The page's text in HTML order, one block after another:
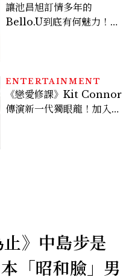
讓池昌旭訂情多年的
Bello.U到底有何魅力！揭
倦感，超神！
ENTERTAINMENT
《戀愛修課》Kit Connor
傳演新一代獨眼龍！加入新
止》中島步是
「昭和臉」男